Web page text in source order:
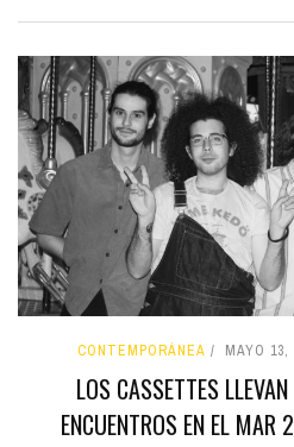
CONTEMPORÁNEA MAYO 13,
LOS CASSETTES
ENCUENTROS EN EL MAR